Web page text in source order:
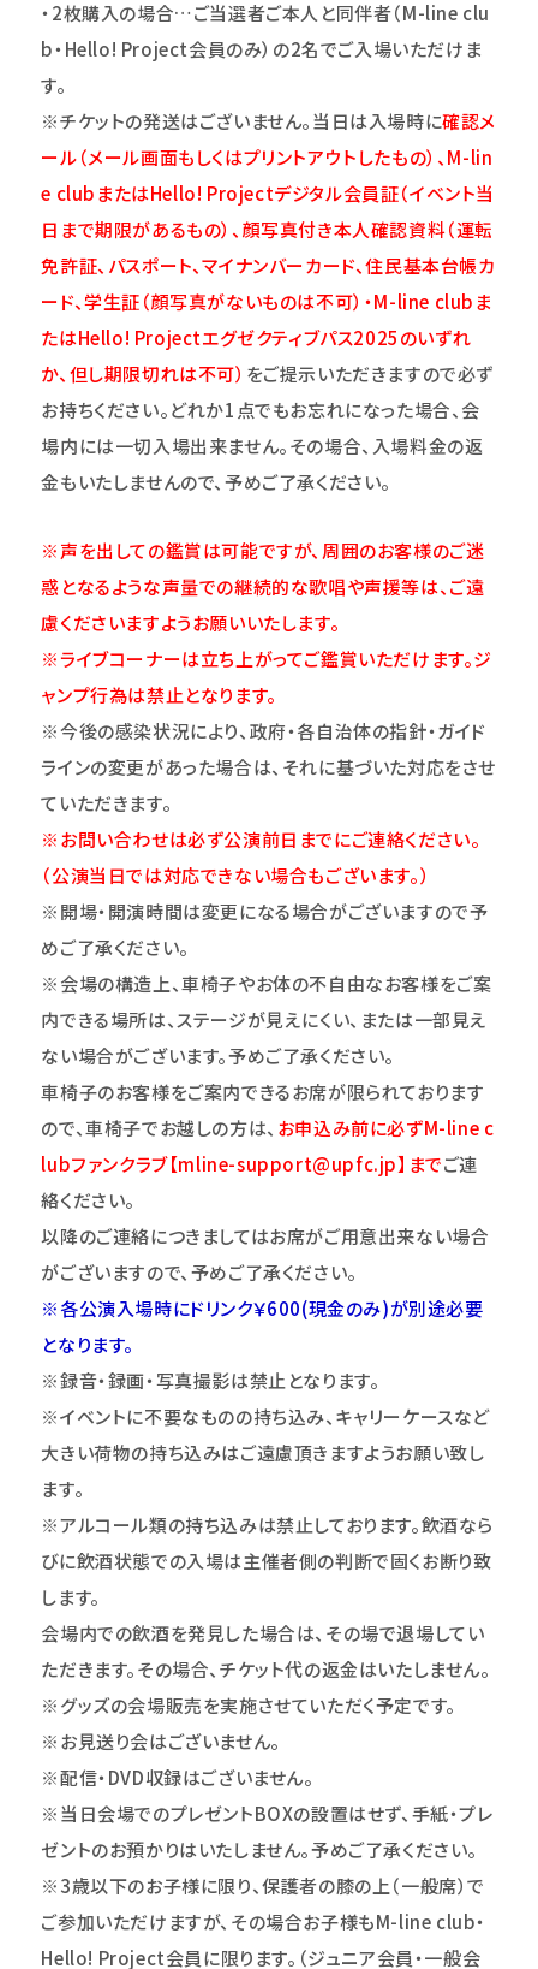
・2枚購入の場合…ご当選者ご本人と同伴者（M-line clu
b・Hello! Project会員のみ）の2名でご入場いただけま
す。
※チケットの発送はございません。当日は入場時に確認メ
ール（メール画面もしくはプリントアウトしたもの）、M-lin
e clubまたはHello! Projectデジタル会員証（イベント当
日まで期限があるもの）、顔写真付き本人確認資料（運転
免許証、パスポート、マイナンバーカード、住民基本台帳カ
ード、学生証（顔写真がないものは不可）・M-line clubま
たはHello! Projectエグゼクティブパス2025のいずれ
か、但し期限切れは不可） をご提示いただきますので必ず
お持ちください。どれか1点でもお忘れになった場合、会
場内には一切入場出来ません。その場合、入場料金の返
金もいたしませんので、予めご了承ください。
※声を出しての鑑賞は可能ですが、周囲のお客様のご迷
惑となるような声量での継続的な歌唱や声援等は、ご遠
慮くださいますようお願いいたします。
※ライブコーナーは立ち上がってご鑑賞いただけます。ジ
ャンプ行為は禁止となります。
※今後の感染状況により、政府・各自治体の指針・ガイド
ラインの変更があった場合は、それに基づいた対応をさせ
ていただきます。
※お問い合わせは必ず公演前日までにご連絡ください。
（公演当日では対応できない場合もございます。）
※開場・開演時間は変更になる場合がございますので予
めご了承ください。
※会場の構造上、車椅子やお体の不自由なお客様をご案
内できる場所は、ステージが見えにくい、または一部見え
ない場合がございます。予めご了承ください。
車椅子のお客様をご案内できるお席が限られております
ので、車椅子でお越しの方は、 お申込み前に必ずM-line c
lubファンクラブ【mline-support@upfc.jp】までご連
絡ください。
以降のご連絡につきましてはお席がご用意出来ない場合
がございますので、予めご了承ください。
※各公演入場時にドリンク￥600(現金のみ)が別途必要
となります。
※録音・録画・写真撮影は禁止となります。
※イベントに不要なものの持ち込み、キャリーケースなど
大きい荷物の持ち込みはご遠慮頂きますようお願い致し
ます。
※アルコール類の持ち込みは禁止しております。飲酒なら
びに飲酒状態での入場は主催者側の判断で固くお断り致
します。
会場内での飲酒を発見した場合は、その場で退場してい
ただきます。その場合、チケット代の返金はいたしません。
※グッズの会場販売を実施させていただく予定です。
※お見送り会はございません。
※配信・DVD収録はございません。
※当日会場でのプレゼントBOXの設置はせず、手紙・プレ
ゼントのお預かりはいたしません。予めご了承ください。
※3歳以下のお子様に限り、保護者の膝の上（一般席）で
ご参加いただけますが、その場合お子様もM-line club・
Hello! Project会員に限ります。（ジュニア会員・一般会